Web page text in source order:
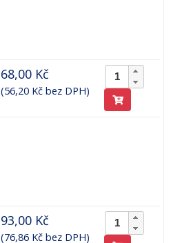
68,00 Kč
(56,20 Kč bez DPH)
93,00 Kč
(76,86 Kč bez DPH)